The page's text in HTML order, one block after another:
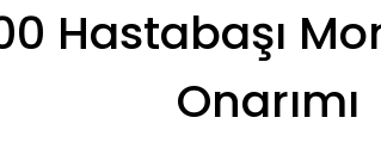
Hastabaşı
Onarımı